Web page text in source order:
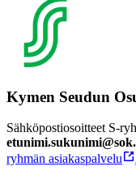
Kymen Seudun
Sähköpostiosoitteet S-
ryhmän asiakaspalvelu